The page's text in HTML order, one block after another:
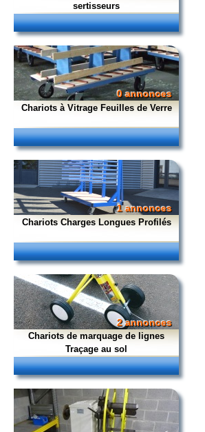
sertisseurs
0 annonces
Chariots à Vitrage Feuilles de Verre
1 annonces
Chariots Charges Longues Profilés
2 annonces
Chariots de marquage de lignes
Traçage au sol